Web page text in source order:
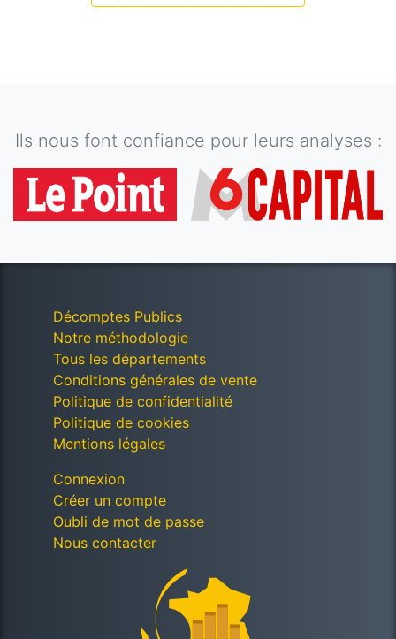
Ils nous font confiance pour leurs analyses :
Décomptes Publics
Notre méthodologie
Tous les départements
Conditions générales de vente
Politique de confidentialité
Politique de cookies
Mentions légales
Connexion
Créer un compte
Oubli de mot de passe
Nous contacter